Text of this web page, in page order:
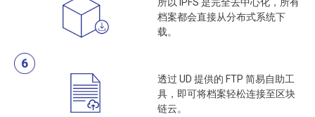
档案都会直接从分布式系统下
载。
透过 UD 提供的 FTP 简易自助工
具，即可将档案轻松连接至区块
链云。